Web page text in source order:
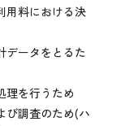
用料における決
データをとるた
理を行うため
び調査のため(ハ